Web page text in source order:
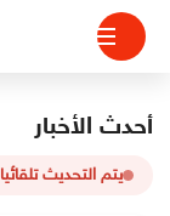
التجاوز
المحتوى
أحدث الأخبار
يتم التحديث تلقائيا